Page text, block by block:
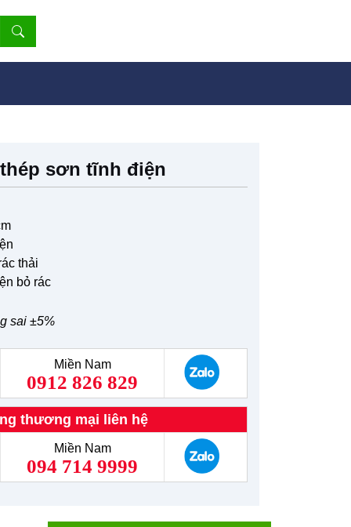
sơn tĩnh điện
thải
bỏ rác
sai ±5%
Miền Nam
0912 826 829
thương mại liên hệ
Miền Nam
094 714 9999